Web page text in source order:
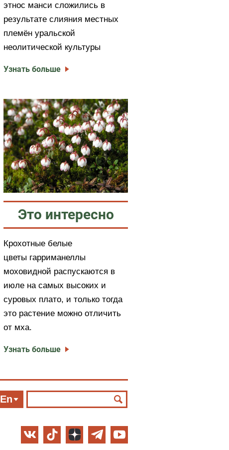
этнос манси сложились в
результате слияния местных
племён уральской
неолитической культуры
Узнать больше
Это интересно
Крохотные белые
цветы гарриманеллы
моховидной распускаются в
июле на самых высоких и
суровых плато, и только тогда
это растение можно отличить
от мха.
Узнать больше
En